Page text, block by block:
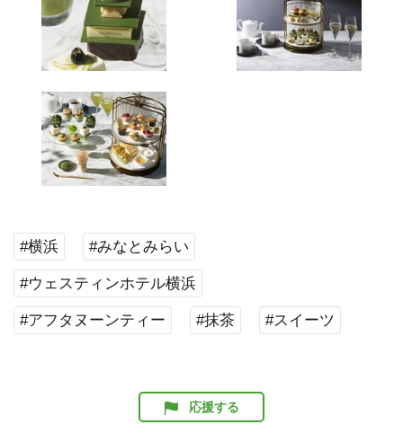
#横浜 #みなとみらい
#ウェスティンホテル横浜
#アフタヌーンティー #抹茶 #スイーツ
応援する